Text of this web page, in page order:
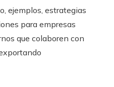
ejemplos, estrategias
para empresas
que colaboren con